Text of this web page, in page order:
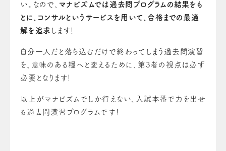
い。なので、 マナビズムでは過去問プログラムの結果をも
とに、コンサルというサービスを用いて、合格までの最適
解を追求 します！
自分一人だと落ち込むだけで終わってしまう過去問演習
を、意味のある糧へと変えるために、第3者の視点は必ず
必要となります！
以上がマナビズムでしか行えない、入試本番で力を出せ
る過去問演習プログラムです！